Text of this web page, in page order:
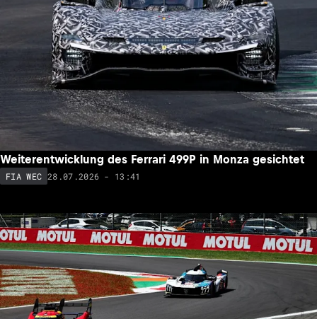
Weiterentwicklung des Ferrari 499P in Monza gesichtet
FIA WEC 28.07.2026 - 13:41